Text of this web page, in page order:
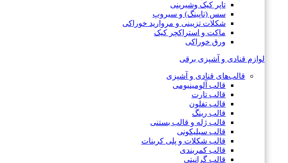
تاپر کیک وشیرینی
سس (تاپینگ) و سیروپ
شکلات تزیینی و مروارید خوراکی
ماکت و استراکچر کیک
ورق خوراکی
لوازم قنادی و آشپزی برقی
قالب‌های قنادی و آشپزی
قالب آلومینیومی
قالب تارت
قالب تفلون
قالب رینگ
قالب ژله و قالب بستنی
قالب سیلیکونی
قالب شکلات و پلی کربنات
قالب کمربندی
قالب گرانیتی